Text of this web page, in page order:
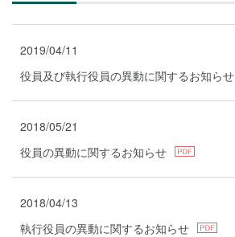
2019/04/11
役員及び執行役員の異動に関するお知らせ
2018/05/21
役員の異動に関するお知らせ
2018/04/13
執行役員の異動に関するお知らせ